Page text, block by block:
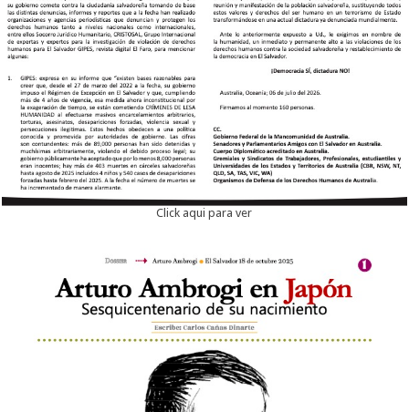
Click aqui para ver